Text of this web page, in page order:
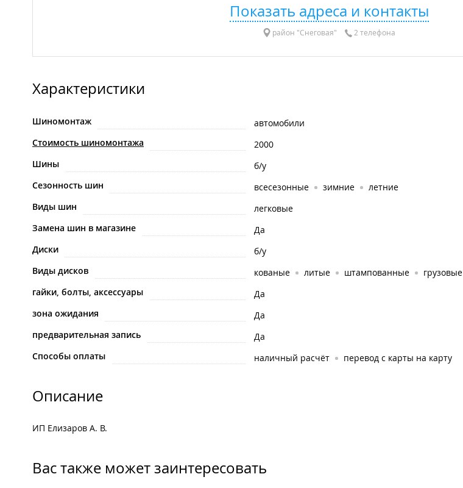
Показать адреса и контакты
район "Снеговая" 2 телефона
Характеристики
Шиномонтаж
автомобили
Стоимость шиномонтажа
2000
Шины
б/у
Сезонность шин
всесезонные зимние
летние
Виды шин
легковые
Замена шин в магазине
Да
Диски
б/у
Виды дисков
кованые литые штампованные
грузовые
гайки, болты, аксессуары
Да
зона ожидания
Да
предварительная запись
Да
Способы оплаты
наличный расчёт перевод с карты на карту
Описание
ИП Елизаров А. В.
Вас также может заинтересовать